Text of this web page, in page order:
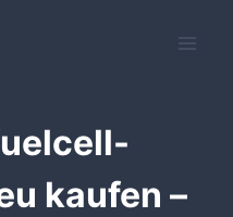
kaufen –